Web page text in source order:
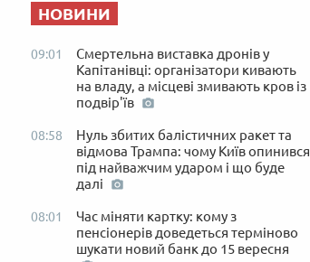
НОВИНИ
09:01
Смертельна виставка дронів у
Капітанівці: організатори кивають
на владу, а місцеві змивають кров із
подвір'їв
08:58
Нуль збитих балістичних ракет та
відмова Трампа: чому Київ опинився
під найважчим ударом і що буде
далі
08:01
Час міняти картку: кому з
пенсіонерів доведеться терміново
шукати новий банк до 15 вересня